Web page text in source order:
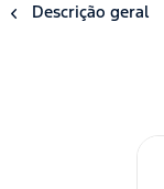
Descrição geral